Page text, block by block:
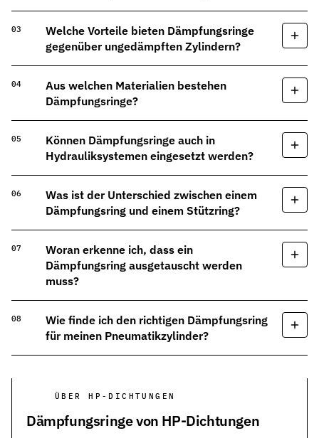
Welche Vorteile bieten Dämpfungsringe
gegenüber ungedämpften Zylindern?
Aus welchen Materialien bestehen
Dämpfungsringe?
Können Dämpfungsringe auch in
Hydrauliksystemen eingesetzt werden?
Was ist der Unterschied zwischen einem
Dämpfungsring und einem Stützring?
Woran erkenne ich, dass ein
Dämpfungsring ausgetauscht werden
muss?
Wie finde ich den richtigen Dämpfungsring
für meinen Pneumatikzylinder?
ÜBER HP-DICHTUNGEN
Dämpfungsringe von HP-Dichtungen